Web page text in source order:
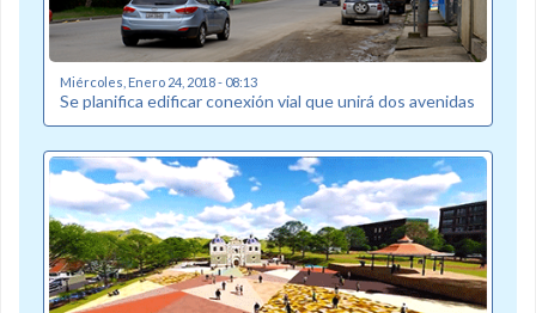
Miércoles, Enero 24, 2018 - 08:13
Se planifica edificar conexión vial que unirá dos avenidas